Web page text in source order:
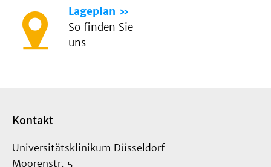
Lageplan
So finden Sie
uns
Kontakt
Universitätsklinikum Düsseldorf
Moorenstr. 5